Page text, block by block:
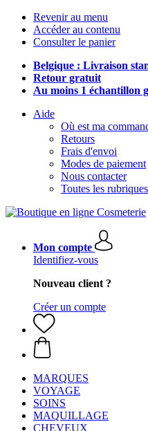
Revenir au menu
Accéder au contenu
Consulter le panier
Belgique : Livraison
Retour gratuit
Au moins 1 échantillon
Aide
Où est ma
Retours
Frais d'envoi
Modes de paiement
Nous contacter
Toutes les rubriques
Mon compte
Identifiez-vous
Nouveau client ?
Créer un compte
MARQUES
VOYAGE
SOINS
MAQUILLAGE
CHEVEUX